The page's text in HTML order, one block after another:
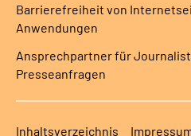
Barrierefreiheit von
Anwendungen
Ansprechpartner für
Presseanfragen
Inhaltsverzeichnis